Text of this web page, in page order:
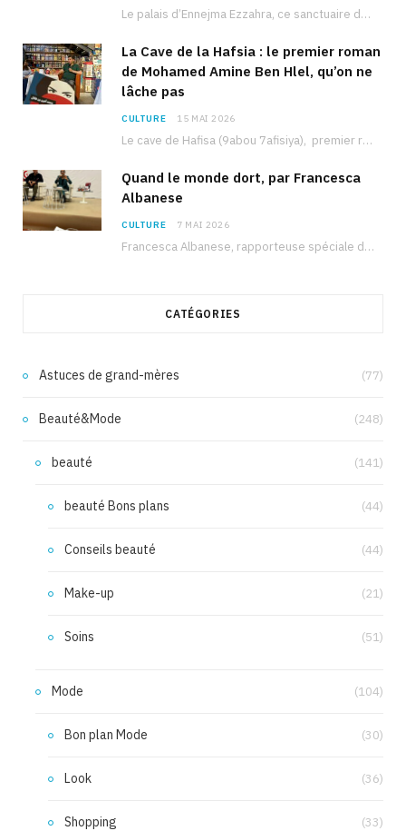
Le palais d’Ennejma Ezzahra, ce sanctuaire de la musique tunisienne et méditerranéenne construit par le…
La Cave de la Hafsia : le premier roman
de Mohamed Amine Ben Hlel, qu’on ne
lâche pas
CULTURE 15 MAI 2026
Le cave de Hafisa (9abou 7afisiya), premier roman du journaliste tunisien Mohamed Amine Ben Hlel,…
Quand le monde dort, par Francesca
Albanese
CULTURE 7 MAI 2026
Francesca Albanese, rapporteuse spéciale de l’ONU sur les territoires palestiniens occupés, était à Tunis pour…
CATÉGORIES
Astuces de grand-mères (77)
Beauté&Mode (248)
beauté (141)
beauté Bons plans (44)
Conseils beauté (44)
Make-up (21)
Soins (51)
Mode (104)
Bon plan Mode (30)
Look (36)
Shopping (33)